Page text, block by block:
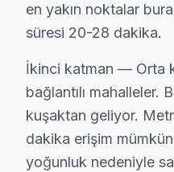
Karadeniz,
Pazariçi, Sarıgöl,
Gaziosmanpaşa
Yeni bir Regal
Sunduğumuz kurulum
• Gaziosmanpaşa'de
en yakın noktalar
süresi 20-28 dakika.
İkinci katman — Orta
bağlantılı mahalleler.
kuşaktan geliyor.
dakika erişim
yoğunluk nedeniyle